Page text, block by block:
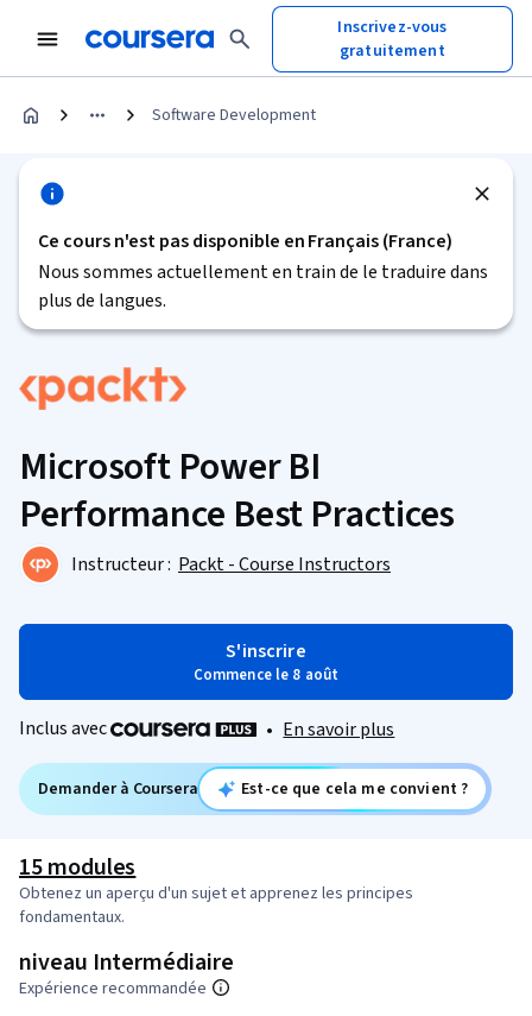
Inscrivez-vous
gratuitement
Software Development
Ce cours n'est pas disponible en Français (France)
Nous sommes actuellement en train de le traduire dans
plus de langues.
Microsoft Power BI
Performance Best Practices
Instructeur : Packt - Course Instructors
S'inscrire
Commence le 8 août
Inclus avec • En savoir plus
Demander à Coursera Est-ce que cela me convient ?
15 modules
Obtenez un aperçu d'un sujet et apprenez les principes
fondamentaux.
niveau Intermédiaire
Expérience recommandée